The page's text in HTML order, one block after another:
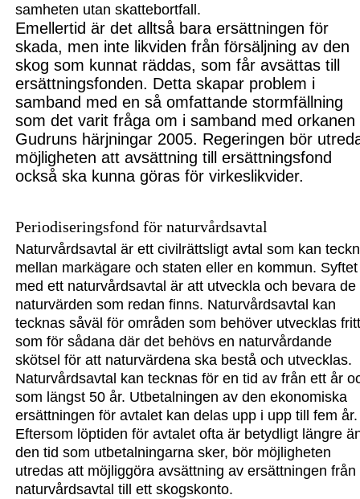
samheten utan skattebortfall.
Emellertid är det alltså bara ersättningen för
skada, men inte likviden från försäljning av den
skog som kunnat räddas, som får avsättas till
ersättningsfonden. Detta skapar problem i
samband med en så omfattande stormfällning
som det varit fråga om i samband med orkanen
Gudruns härjningar 2005. Regeringen bör
möjligheten att avsättning till ersättningsfond
också ska kunna göras för virkeslikvider.
Periodiseringsfond för naturvårdsavtal
Naturvårdsavtal är ett civilrättsligt avtal som kan
mellan markägare och staten eller en kommun. Syftet
med ett naturvårdsavtal är att utveckla och bevara de
naturvärden som redan finns. Naturvårdsavtal kan
tecknas såväl för områden som behöver utvecklas
som för sådana där det behövs en naturvårdande
skötsel för att naturvärdena ska bestå och utvecklas.
Naturvårdsavtal kan tecknas för en tid av från ett år
som längst 50 år. Utbetalningen av den ekonomiska
ersättningen för avtalet kan delas upp i upp till fem år.
Eftersom löptiden för avtalet ofta är betydligt längre
den tid som utbetalningarna sker, bör möjligheten
utredas att möjliggöra avsättning av ersättningen från
naturvårdsavtal till ett skogskonto.